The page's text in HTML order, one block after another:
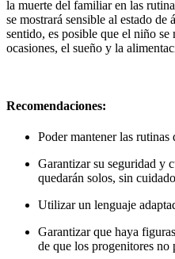
la muerte del familiar en las
se mostrará sensible al estado
sentido, es posible que el niño se
ocasiones, el sueño y la
Recomendaciones:
Poder mantener las
Garantizar su seguridad y
quedarán solos, sin
Utilizar un lenguaje
Garantizar que haya
de que los progenitores no